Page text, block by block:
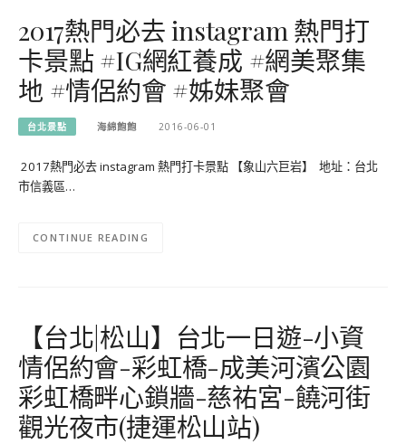
2017熱門必去 instagram 熱門打
卡景點 #IG網紅養成 #網美聚集
地 #情侶約會 #姊妹聚會
台北景點 海綿飽飽 2016-06-01
2017熱門必去 instagram 熱門打卡景點 【象山六巨岩】 地址：台北
市信義區…
CONTINUE READING
【台北|松山】台北一日遊-小資
情侶約會-彩虹橋-成美河濱公園
彩虹橋畔心鎖牆-慈祐宮-饒河街
觀光夜市(捷運松山站)